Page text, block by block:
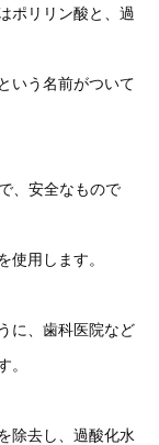
ポリリン酸と、過
いう名前がついて
、安全なもので
使用します。
に、歯科医院など
。
除去し、過酸化水